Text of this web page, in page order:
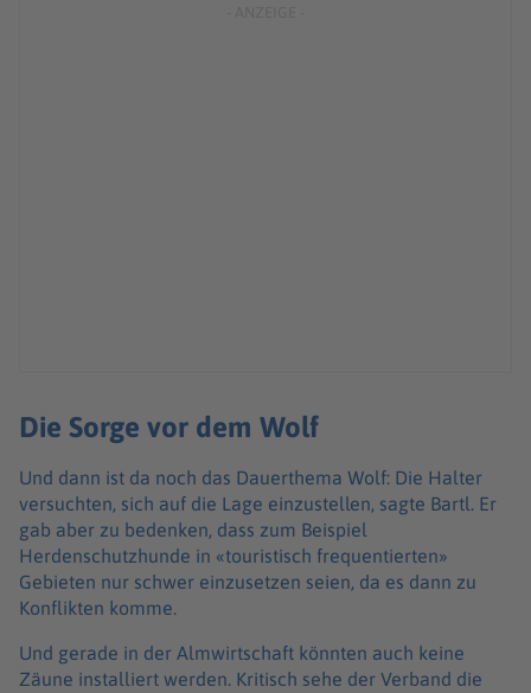
Die Sorge vor dem Wolf
Und dann ist da noch das Dauerthema Wolf: Die Halter
versuchten, sich auf die Lage einzustellen, sagte Bartl. Er
gab aber zu bedenken, dass zum Beispiel
Herdenschutzhunde in «touristisch frequentierten»
Gebieten nur schwer einzusetzen seien, da es dann zu
Konflikten komme.
Und gerade in der Almwirtschaft könnten auch keine
Zäune installiert werden. Kritisch sehe der Verband die